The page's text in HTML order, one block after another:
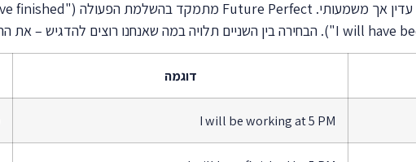
דוגמה
I will be working at 5 PM